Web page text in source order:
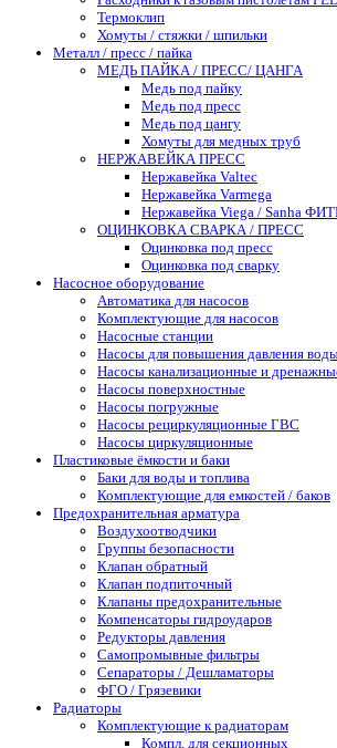
Термоклип
Хомуты / стяжки / шпильки
Металл / пресс / пайка
МЕДЬ ПАЙКА / ПРЕСС/ ЦАНГА
Медь под пайку
Медь под пресс
Медь под цангу
Хомуты для медных труб
НЕРЖАВЕЙКА ПРЕСС
Нержавейка Valtec
Нержавейка Varmega
Нержавейка Viega / Sanha
ОЦИНКОВКА СВАРКА / ПРЕСС
Оцинковка под пресс
Оцинковка под сварку
Насосное оборудование
Автоматика для насосов
Комплектующие для насосов
Насосные станции
Насосы для повышения давления
Насосы канализационные и
Насосы поверхностные
Насосы погружные
Насосы рециркуляционные ГВС
Насосы циркуляционные
Пластиковые ёмкости и баки
Баки для воды и топлива
Комплектующие для емкостей / баков
Предохранительная арматура
Воздухоотводчики
Группы безопасности
Клапан обратный
Клапан подпиточный
Клапаны предохранительные
Компенсаторы гидроударов
Редукторы давления
Самопромывные фильтры
Сепараторы / Дешламаторы
ФГО / Грязевики
Радиаторы
Комплектующие к радиаторам
Компл. для секционных